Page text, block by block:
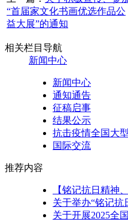
“首届家文化书画优选作品公
益大展”的通知
相关栏目导航
新闻中心
新闻中心
通知通告
征稿启事
结果公示
抗击疫情全国大
国际交流
推荐内容
【铭记抗日精神
关于举办“铭记抗
关于开展2025全